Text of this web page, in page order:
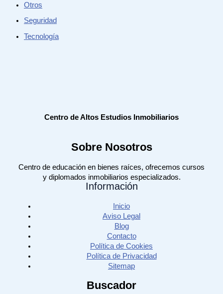
Otros
Seguridad
Tecnología
Centro de Altos Estudios Inmobiliarios
Sobre Nosotros
Centro de educación en bienes raíces, ofrecemos cursos
y diplomados inmobiliarios especializados.
Información
Inicio
Aviso Legal
Blog
Contacto
Política de Cookies
Política de Privacidad
Sitemap
Buscador